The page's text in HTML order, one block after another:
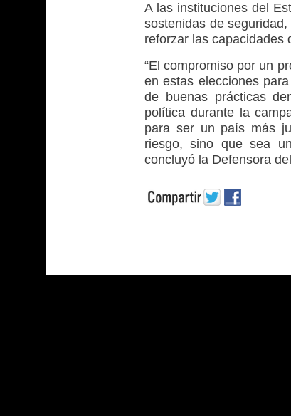
A las instituciones del
sostenidas de
reforzar las capacidades
“El compromiso por un
en estas elecciones
de buenas prácticas
política durante la
para ser un país más
riesgo, sino que sea
concluyó la Defensora